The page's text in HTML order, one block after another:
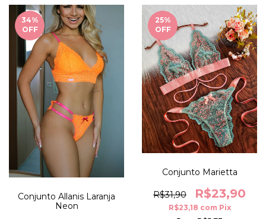
34%
OFF
Conjunto Allanis Laranja
Neon
25%
OFF
Conjunto Marietta
R$31,90 R$23,90
R$23,18 com Pix